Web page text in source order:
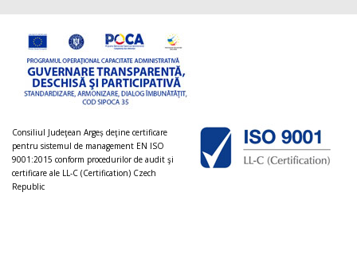
Consiliul Judeţean Argeș deţine certificare
pentru sistemul de management EN ISO
9001:2015 conform procedurilor de audit şi
certificare ale LL-C (Certification) Czech
Republic